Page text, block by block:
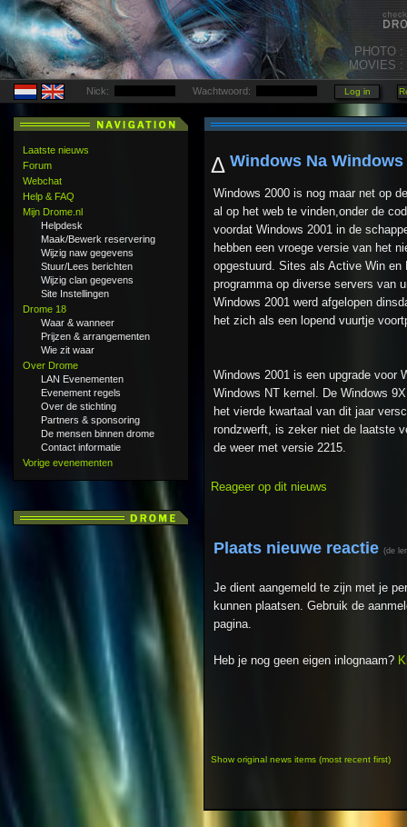
PHOTO :
MOVIES :
Nick: Wachtwoord:
Laatste nieuws
Forum
Webchat
Help & FAQ
Mijn Drome.nl
Helpdesk
Maak/Bewerk reservering
Wijzig naw gegevens
Stuur/Lees berichten
Wijzig clan gegevens
Site Instellingen
Drome 18
Waar & wanneer
Prijzen & arrangementen
Wie zit waar
Over Drome
LAN Evenementen
Evenement regels
Over de stichting
Partners & sponsoring
De mensen binnen drome
Contact informatie
Vorige evenementen
Δ Windows Na Windows
Windows 2000 is nog maar net op
al op het web te vinden,onder de
voordat Windows 2001 in de
hebben een vroege versie van het
opgestuurd. Sites als Active Win en
programma op diverse servers van
Windows 2001 werd afgelopen
het zich als een lopend vuurtje
Windows 2001 is een upgrade voor
Windows NT kernel. De Windows
het vierde kwartaal van dit jaar
rondzwerft, is zeker niet de laatste
de weer met versie 2215.
Reageer op dit nieuws
Plaats nieuwe reactie (de
Je dient aangemeld te zijn met je
kunnen plaatsen. Gebruik de
pagina.
Heb je nog geen eigen inlognaam?
Show original news items (most recent first)